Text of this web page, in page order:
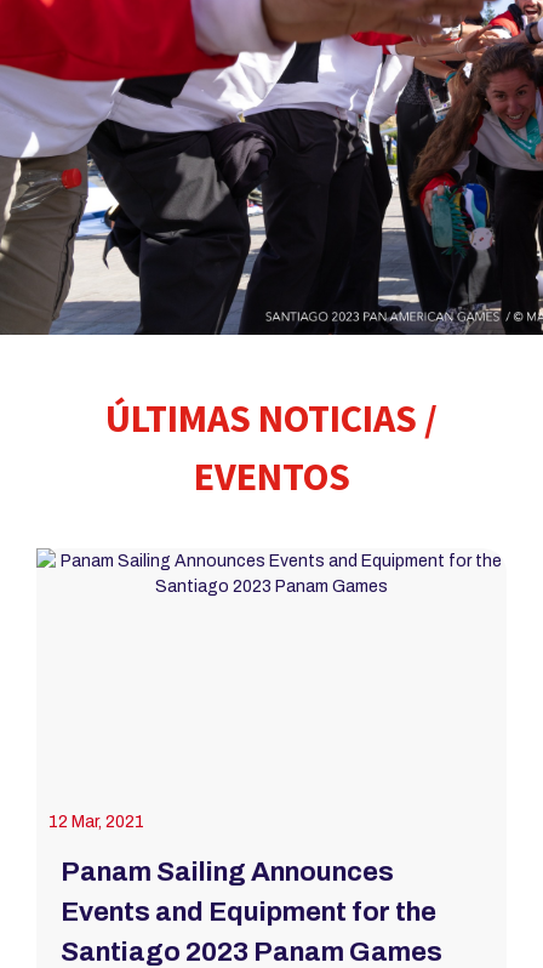
ÚLTIMAS NOTICIAS /
EVENTOS
12 Mar, 2021
Panam Sailing Announces
Events and Equipment for the
Santiago 2023 Panam Games